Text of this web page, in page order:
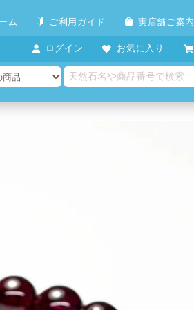
ム ご利用ガイド 実店舗ご案内
ログイン お気に入り